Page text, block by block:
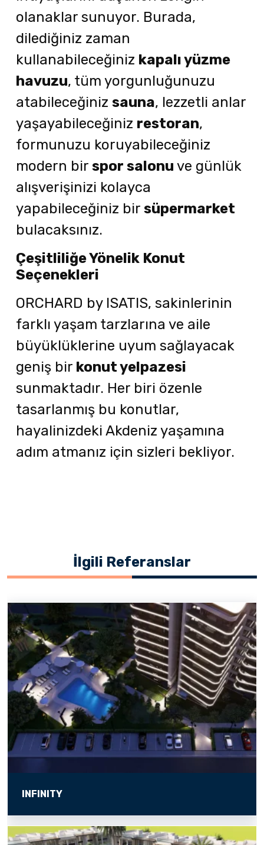
olanaklar sunuyor. Burada,
dilediğiniz zaman
kullanabileceğiniz kapalı yüzme
havuzu, tüm yorgunluğunuzu
atabileceğiniz sauna, lezzetli anlar
yaşayabileceğiniz restoran,
formunuzu koruyabileceğiniz
modern bir spor salonu ve günlük
alışverişinizi kolayca
yapabileceğiniz bir süpermarket
bulacaksınız.
Çeşitliliğe Yönelik Konut
Seçenekleri
ORCHARD by ISATIS, sakinlerinin
farklı yaşam tarzlarına ve aile
büyüklüklerine uyum sağlayacak
geniş bir konut yelpazesi
sunmaktadır. Her biri özenle
tasarlanmış bu konutlar,
hayalinizdeki Akdeniz yaşamına
adım atmanız için sizleri bekliyor.
İlgili Referanslar
INFINITY